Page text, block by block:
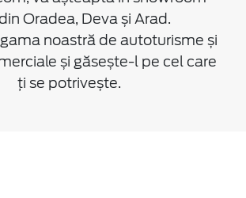
Oradea, Deva și Arad.
noastră de autoturisme și
și găsește-l pe cel care
ți se potrivește.